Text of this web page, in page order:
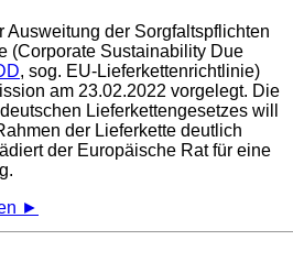
Ausweitung der Sorgfaltspflichten
(Corporate Sustainability Due
, sog. EU-Lieferkettenrichtlinie)
am 23.02.2022 vorgelegt. Die
Lieferkettengesetzes will
der Lieferkette deutlich
der Europäische Rat für eine
►